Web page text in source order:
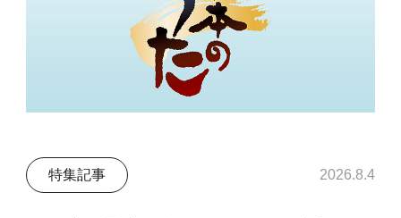
特集記事 2026.8.4